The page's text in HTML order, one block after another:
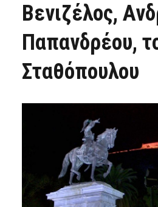
Bενιζέλος,
Παπανδρέου,
Σταθόπουλου